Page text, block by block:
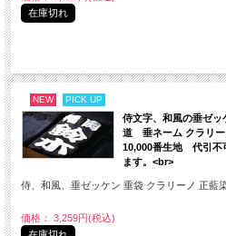
在庫切れ
NEW PICK UP
侍文字、和風の垂ゼッ
道 垂ネーム クラリ
10,000番生地 代引不
ます。<br>
侍、和風、垂ゼッケン 垂袋 クラリーノ 正藍
価格： 3,259円(税込)